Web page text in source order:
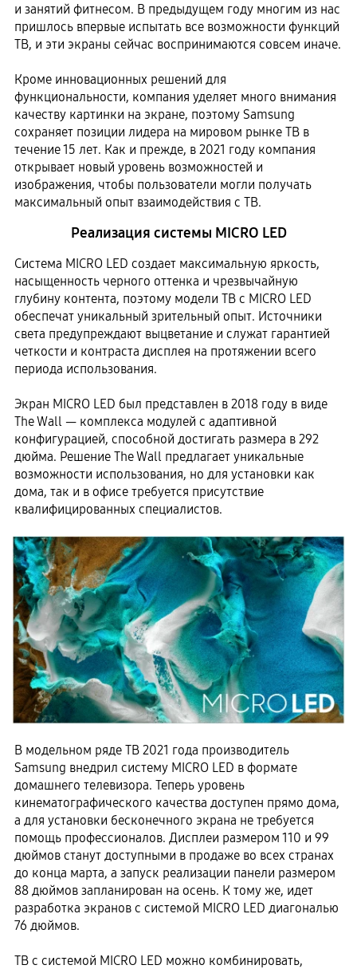
и занятий фитнесом. В предыдущем году многим из нас
пришлось впервые испытать все возможности функций
ТВ, и эти экраны сейчас воспринимаются совсем иначе.
Кроме инновационных решений для
функциональности, компания уделяет много внимания
качеству картинки на экране, поэтому Samsung
сохраняет позиции лидера на мировом рынке ТВ в
течение 15 лет. Как и прежде, в 2021 году компания
открывает новый уровень возможностей и
изображения, чтобы пользователи могли получать
максимальный опыт взаимодействия с ТВ.
Реализация системы MICRO LED
Система MICRO LED создает максимальную яркость,
насыщенность черного оттенка и чрезвычайную
глубину контента, поэтому модели ТВ с MICRO LED
обеспечат уникальный зрительный опыт. Источники
света предупреждают выцветание и служат гарантией
четкости и контраста дисплея на протяжении всего
периода использования.
Экран MICRO LED был представлен в 2018 году в виде
The Wall — комплекса модулей с адаптивной
конфигурацией, способной достигать размера в 292
дюйма. Решение The Wall предлагает уникальные
возможности использования, но для установки как
дома, так и в офисе требуется присутствие
квалифицированных специалистов.
В модельном ряде ТВ 2021 года производитель
Samsung внедрил систему MICRO LED в формате
домашнего телевизора. Теперь уровень
кинематографического качества доступен прямо дома,
а для установки бесконечного экрана не требуется
помощь профессионалов. Дисплеи размером 110 и 99
дюймов станут доступными в продаже во всех странах
до конца марта, а запуск реализации панели размером
88 дюймов запланирован на осень. К тому же, идет
разработка экранов с системой MICRO LED диагональю
76 дюймов.
ТВ с системой MICRO LED можно комбинировать,